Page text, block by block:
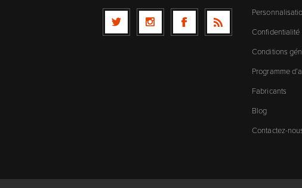
Conditions
Programme
Fabricants
Blog
Contactez-